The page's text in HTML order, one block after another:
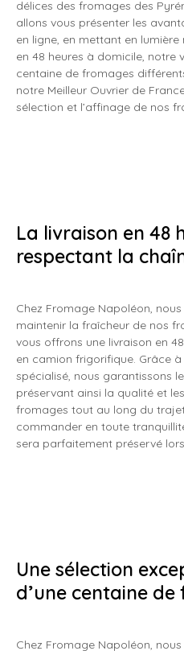
délices des fromages des
allons vous présenter les
en ligne, en mettant en
en 48 heures à domicile, notre
centaine de fromages
notre Meilleur Ouvrier de
sélection et l’affinage de nos
La livraison en 48
respectant la
Chez Fromage Napoléon,
maintenir la fraîcheur de nos
vous offrons une livraison en
en camion frigorifique. Grâce
spécialisé, nous garantissons
préservant ainsi la qualité et
fromages tout au long du
commander en toute
sera parfaitement préservé
Une sélection
d’une centaine
Chez Fromage Napoléon,